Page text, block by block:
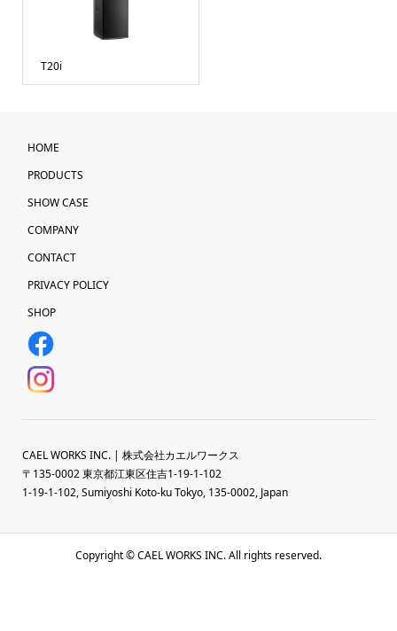
T20i
HOME
PRODUCTS
SHOW CASE
COMPANY
CONTACT
PRIVACY POLICY
SHOP
CAEL WORKS INC. | 株式会社カエルワークス
〒135-0002 東京都江東区住吉1-19-1-102
1-19-1-102, Sumiyoshi Koto-ku Tokyo, 135-0002, Japan
Copyright © CAEL WORKS INC. All rights reserved.